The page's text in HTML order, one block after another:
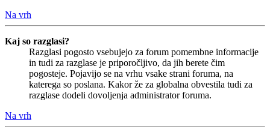
Na vrh
Kaj so razglasi?
Razglasi pogosto vsebujejo za forum pomembne informacije
in tudi za razglase je priporočljivo, da jih berete čim
pogosteje. Pojavijo se na vrhu vsake strani foruma, na
katerega so poslana. Kakor že za globalna obvestila tudi za
razglase dodeli dovoljenja administrator foruma.
Na vrh